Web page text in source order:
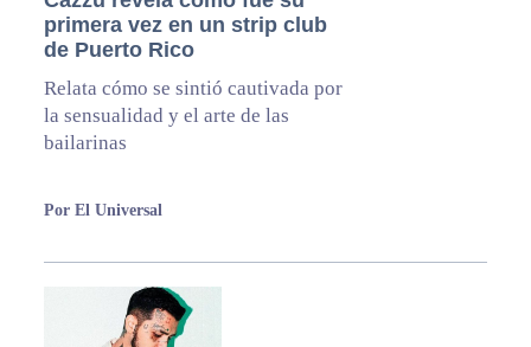
primera vez en un strip club
de Puerto Rico
Relata cómo se sintió cautivada por
la sensualidad y el arte de las
bailarinas
Por El Universal